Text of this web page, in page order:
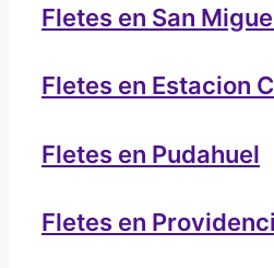
Fletes en San
Fletes en Estacion
Fletes en Pudahuel
Fletes en